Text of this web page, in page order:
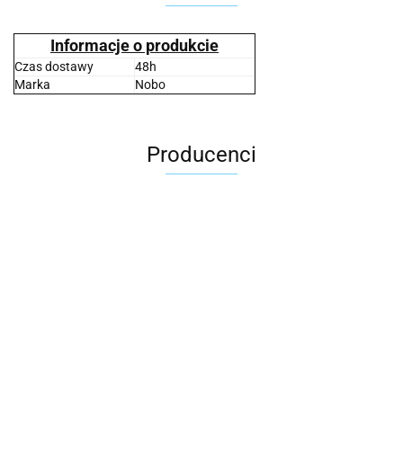
Informacje o produkcie
Czas dostawy
48h
Marka
Nobo
Producenci